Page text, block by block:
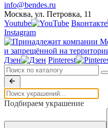
info@bendes.ru
Москва, ул. Петровка, 11
Youtube
Вконтакте
Instagram
Дзен Pinterest
Подбираем украшение